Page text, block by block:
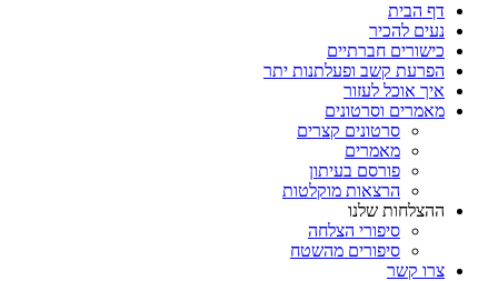
דף הבית
נעים להכיר
כישורים חברתיים
הפרעת קשב ופעלתנות יתר
איך אוכל לעזור
מאמרים וסרטונים
סרטונים קצרים
מאמרים
פורסם בעיתון
הרצאות מוקלטות
ההצלחות שלנו
סיפורי הצלחה
סיפורים מהשטח
צרו קשר